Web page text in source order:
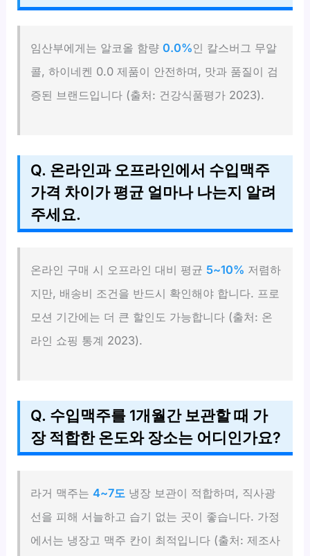
임산부에게는 알코올 함량0.0%인 칼스버그 무알
콜, 하이네켄 0.0 제품이 안전하며, 맛과 품질이 검
증된 브랜드입니다 (출처: 건강식품평가 2023).
Q. 온라인과 오프라인에서 수입맥주
가격 차이가 평균 얼마나 나는지 알려
주세요.
온라인 구매 시 오프라인 대비 평균 5~10% 저렴하
지만, 배송비 조건을 반드시 확인해야 합니다. 프로
모션 기간에는 더 큰 할인도 가능합니다 (출처: 온
라인 쇼핑 통계 2023).
Q. 수입맥주를 1개월간 보관할 때 가
장 적합한 온도와 장소는 어디인가요?
라거 맥주는4~7도 냉장 보관이 적합하며, 직사광
선을 피해 서늘하고 습기 없는 곳이 좋습니다. 가정
에서는 냉장고 맥주 칸이 최적입니다 (출처: 제조사